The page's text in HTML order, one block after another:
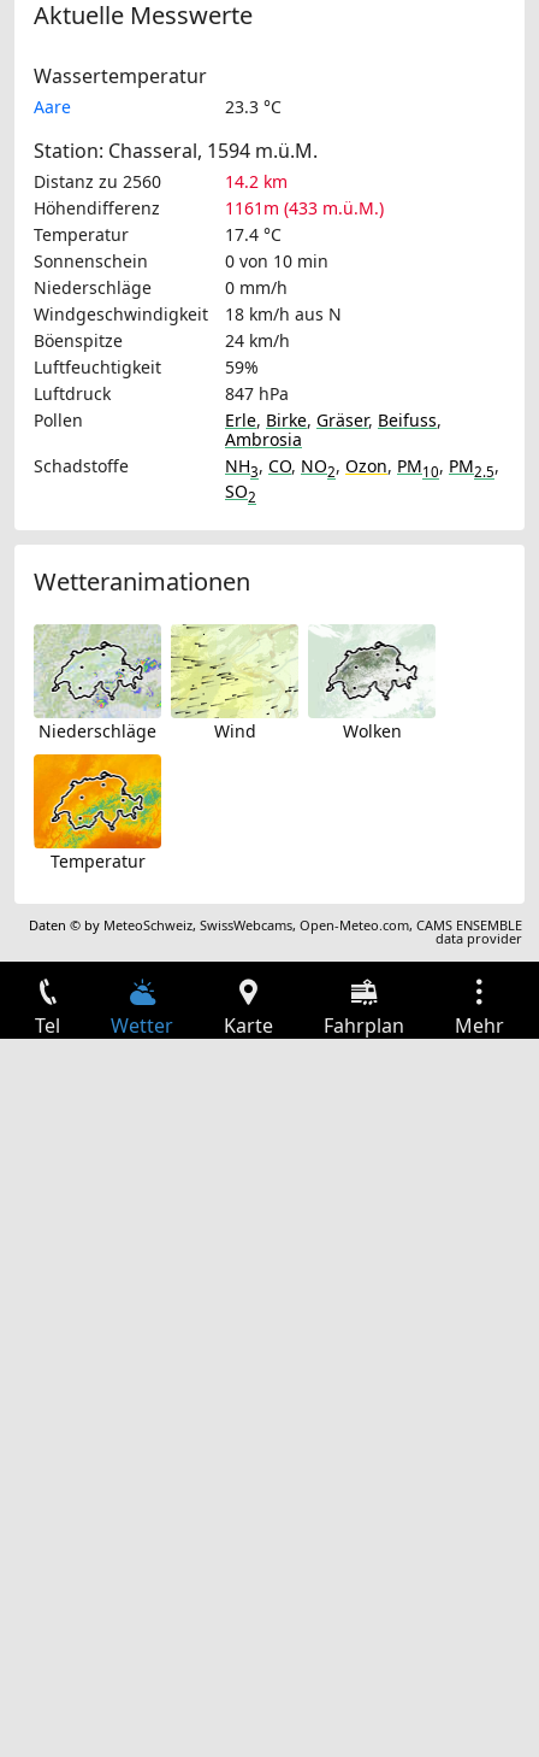
Aktuelle Messwerte
Wassertemperatur
Aare 23.3 °C
Station: Chasseral, 1594 m.ü.M.
Distanz zu 2560
14.2 km
Höhendifferenz
1161m (433 m.ü.M.)
Temperatur
17.4 °C
Sonnenschein
0 von 10 min
Niederschläge
0 mm/h
Windgeschwindigkeit
18 km/h aus N
Böenspitze
24 km/h
Luftfeuchtigkeit
59%
Luftdruck
847 hPa
Pollen
Erle, Birke, Gräser, Beifuss,
Ambrosia
Schadstoffe
NH3, CO, NO2, Ozon, PM10, PM2.5,
SO2
Wetteranimationen
Niederschläge Wind Wolken
Temperatur
Daten © by MeteoSchweiz,SwissWebcams,Open-Meteo.com,CAMS ENSEMBLE
data provider
Tel Wetter Karte Fahrplan Mehr